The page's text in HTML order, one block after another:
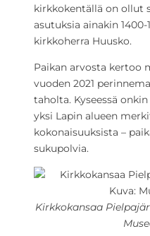
kirkkokentällä on ollut
asutuksia ainakin
kirkkoherra Huusko.
Paikan arvosta kertoo
vuoden 2021
taholta. Kyseessä
yksi Lapin alueen
kokonaisuuksista –
sukupolvia.
Kirkkokansaa